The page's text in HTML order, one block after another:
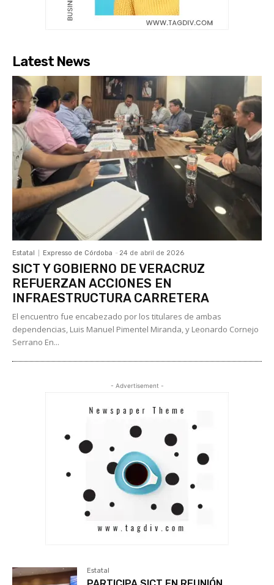
Latest News
Estatal Expresso de Córdoba - 24 de abril de 2026
SICT Y GOBIERNO DE VERACRUZ
REFUERZAN ACCIONES EN
INFRAESTRUCTURA CARRETERA
El encuentro fue encabezado por los titulares de ambas
dependencias, Luis Manuel Pimentel Miranda, y Leonardo Cornejo
Serrano En...
- Advertisement -
Estatal